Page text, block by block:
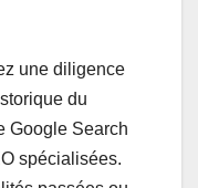
une diligence
du
Google Search
spécialisées.